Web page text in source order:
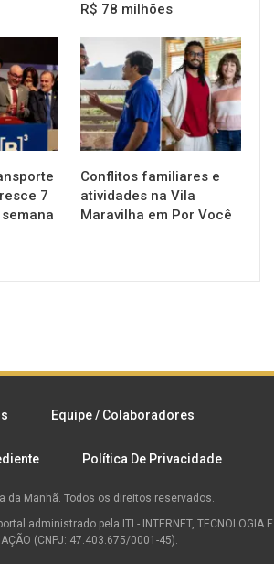
R$ 78 milhões
7
NOTÍCIAS
Conflitos familiares e
atividades na Vila
Maravilha em Por Você
Equipe / Colaboradores
Política De Privacidade
da Manhã. Todos os direitos reservados.
administrado pela ITI - INTERNET, TECNOLOGIA E
(CNPJ: 47.403.675/0001-45).